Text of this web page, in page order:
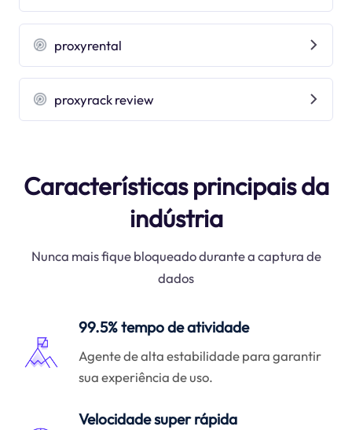
proxyrental
proxyrack review
Características principais da
indústria
Nunca mais fique bloqueado durante a captura de
dados
99.5% tempo de atividade
Agente de alta estabilidade para garantir
sua experiência de uso.
Velocidade super rápida